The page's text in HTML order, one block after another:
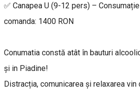
✅ Canapea U (9-12 pers) –
comanda: 1400 RON
Conumatia constă atât în bauturi
și in Piadine!
Distracția, comunicarea și relaxarea vin